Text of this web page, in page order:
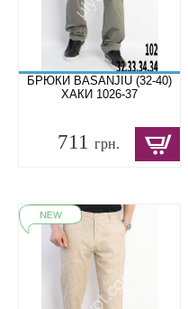
БРЮКИ BASANJIU (32-40)
ХАКИ 1026-37
711 грн.